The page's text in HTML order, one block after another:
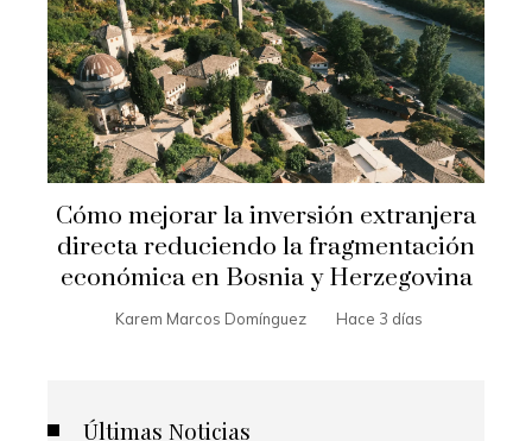
Cómo mejorar la inversión extranjera
directa reduciendo la fragmentación
económica en Bosnia y Herzegovina
Karem Marcos Domínguez Hace 3 días
Últimas Noticias